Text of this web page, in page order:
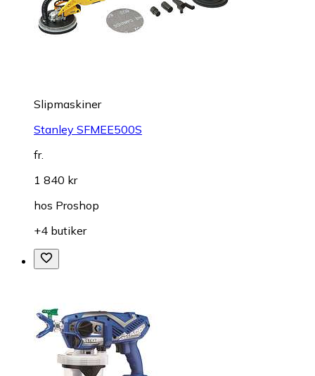
Slipmaskiner
Stanley SFMEE500S
fr.
1 840 kr
hos Proshop
+4 butiker